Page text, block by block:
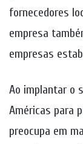
fornecedores
empresa
empresas
Ao implantar o
Américas para
preocupa em